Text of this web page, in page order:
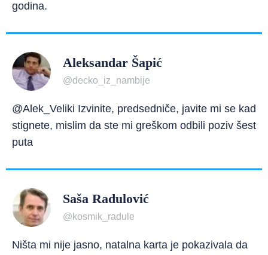
godina.
Aleksandar Šapić
@decko_iz_nambije
@Alek_Veliki Izvinite, predsedniče, javite mi se kad
stignete, mislim da ste mi greškom odbili poziv šest
puta
Saša Radulović
@kosmik_radule
Ništa mi nije jasno, natalna karta je pokazivala da